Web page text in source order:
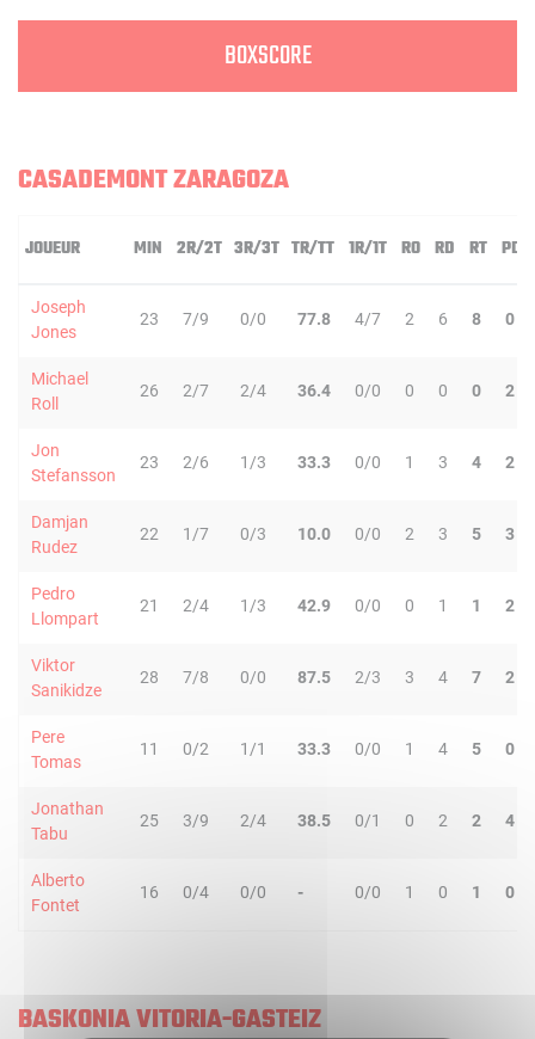
BOXSCORE
CASADEMONT ZARAGOZA
JOUEUR MIN 2R/2T 3R/3T TR/TT 1R/1T RO RD RT PD
Joseph
Jones
23 7/9 0/0 77.8 4/7 2 6 8 0
Michael
Roll
26 2/7 2/4 36.4 0/0 0 0 0 2
Jon
Stefansson
23 2/6 1/3 33.3 0/0 1 3 4 2
Damjan
Rudez
22 1/7 0/3 10.0 0/0 2 3 5 3
Pedro
Llompart
21 2/4 1/3 42.9 0/0 0 1 1 2
Viktor
Sanikidze
28 7/8 0/0 87.5 2/3 3 4 7 2
Pere
Tomas
11 0/2 1/1 33.3 0/0 1 4 5 0
Jonathan
Tabu
25 3/9 2/4 38.5 0/1 0 2 2 4
Alberto
Fontet
16 0/4 0/0 - 0/0 1 0 1 0
BASKONIA VITORIA-GASTEIZ